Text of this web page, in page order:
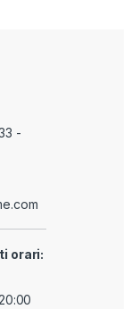
-
orari: